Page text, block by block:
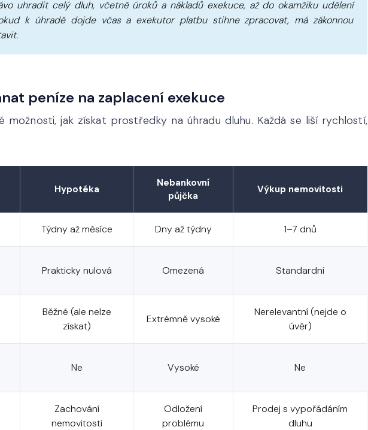
uhradit celý dluh, včetně úroků a nákladů exekuce, až do okamžiku udělení
k úhradě dojde včas a exekutor platbu stihne zpracovat, má zákonnou
peníze na zaplacení exekuce
jak získat prostředky na úhradu dluhu. Každá se liší rychlostí,
Hypotéka
Nebankovní
půjčka
Výkup nemovitosti
Týdny až měsíce Dny až týdny 1–7 dnů
Prakticky nulová Omezená Standardní
Běžné (ale nelze
získat)
Extrémně vysoké
Nerelevantní (nejde o
úvěr)
Ne Vysoké Ne
Zachování
nemovitosti
Odložení
problému
Prodej s vypořádáním
dluhu